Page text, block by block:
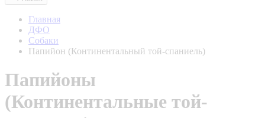
Главная
ДФО
Собаки
Папийон (Континентальный той-спаниель)
Папийоны
(Континентальные той-